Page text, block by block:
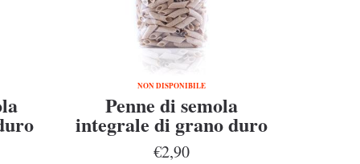
NON DISPONIBILE
Penne di semola
integrale di grano duro
Senatore Cappelli
€2,90